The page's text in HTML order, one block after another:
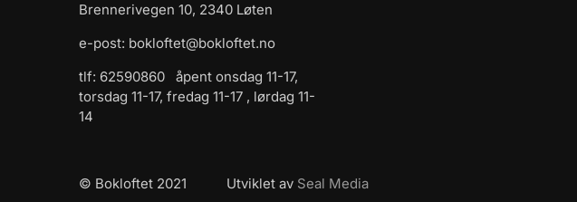
Brennerivegen 10, 2340 Løten
e-post: bokloftet@bokloftet.no
tlf: 62590860 åpent onsdag 11-17,
torsdag 11-17, fredag 11-17 , lørdag 11-
14
© Bokloftet 2021 Utviklet av Seal Media